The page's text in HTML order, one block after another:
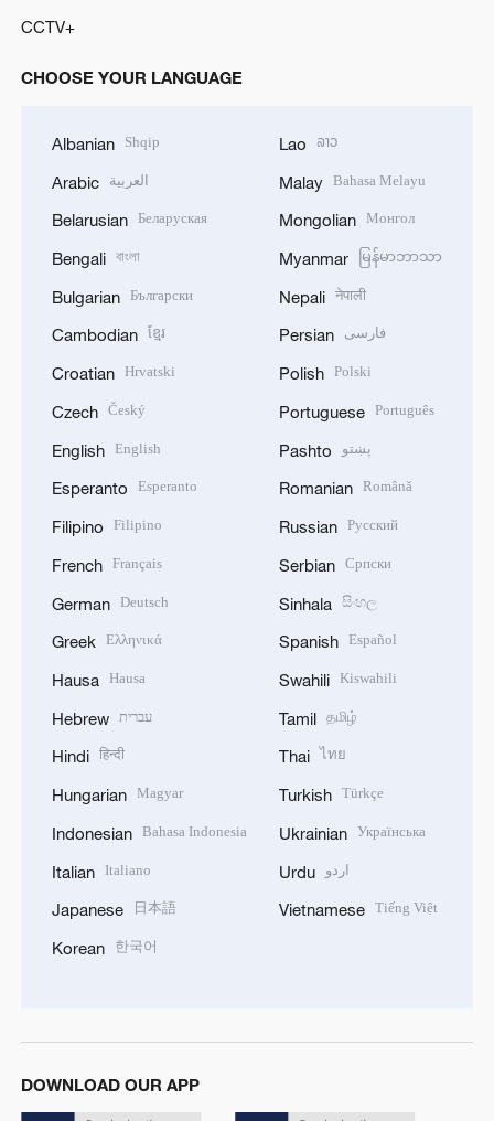
CCTV+
CHOOSE YOUR LANGUAGE
Albanian Shqip
Arabic العربية
Belarusian Беларуская
Bengali বাংলা
Bulgarian Български
Cambodian ខ្មែរ
Croatian Hrvatski
Czech Český
English English
Esperanto Esperanto
Filipino Filipino
French Français
German Deutsch
Greek Ελληνικά
Hausa Hausa
Hebrew עברית
Hindi हिन्दी
Hungarian Magyar
Indonesian Bahasa Indonesia
Italian Italiano
Japanese 日本語
Korean 한국어
Lao ລາວ
Malay Bahasa Melayu
Mongolian Монгол
Myanmar မြန်မာဘာသာ
Nepali नेपाली
Persian فارسی
Polish Polski
Portuguese Português
Pashto پښتو
Romanian Română
Russian Русский
Serbian Српски
Sinhala සිංහල
Spanish Español
Swahili Kiswahili
Tamil தமிழ்
Thai ไทย
Turkish Türkçe
Ukrainian Українська
Urdu اردو
Vietnamese Tiếng Việt
DOWNLOAD OUR APP